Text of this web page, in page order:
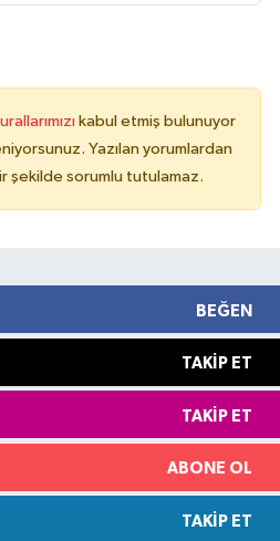
kabul etmiş bulunuyor
Yazılan yorumlardan
şekilde sorumlu tutulamaz.
BEĞEN
TAKIP ET
TAKIP ET
ABONE OL
TAKIP ET